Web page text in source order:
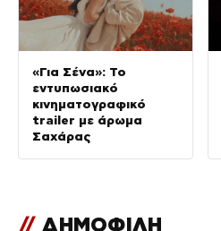
«Για Σένα»: Το
εντυπωσιακό
κινηματογραφικό
trailer με άρωμα
Σαχάρας
// ΔΗΜΟΦΙΛΗ